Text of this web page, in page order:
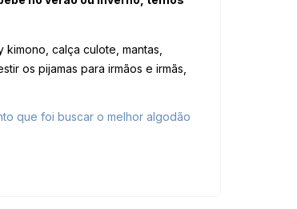
calça culote, mantas,
os pijamas para irmãos e irmãs,
que foi buscar o melhor algodão